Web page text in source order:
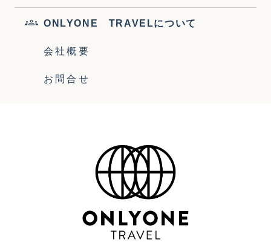
ONLYONE TRAVELについて
会社概要
お問合せ